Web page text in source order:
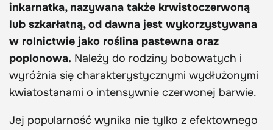
inkarnatka, nazywana także krwistoczerwoną
lub szkarłatną, od dawna jest wykorzystywana
w rolnictwie jako roślina pastewna oraz
poplonowa. Należy do rodziny bobowatych i
wyróżnia się charakterystycznymi wydłużonymi
kwiatostanami o intensywnie czerwonej barwie.
Jej popularność wynika nie tylko z efektownego